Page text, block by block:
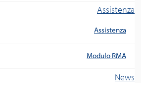
Assistenza
Assistenza
Modulo RMA
News